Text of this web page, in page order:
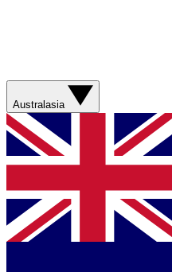
Australasia